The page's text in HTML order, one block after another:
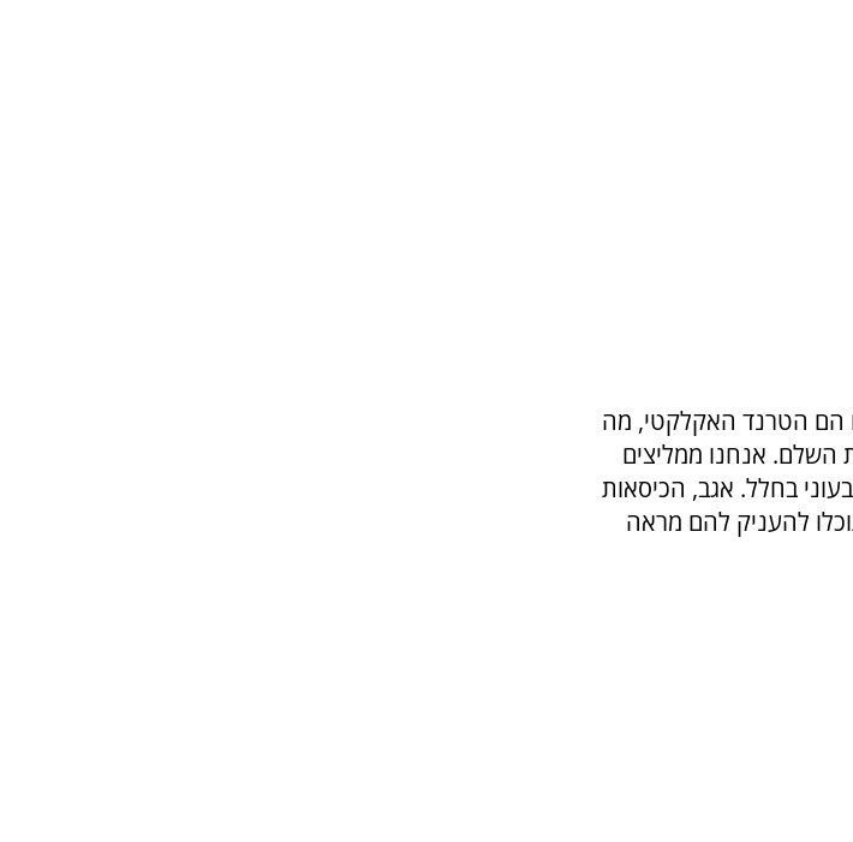
הם הטרנד האקלקטי, מה
השלם. אנחנו ממליצים
בחלל. אגב, הכיסאות
להעניק להם מראה